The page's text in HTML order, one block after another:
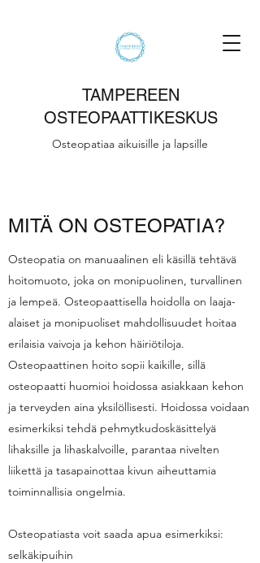
TAMPEREEN
OSTEOPAATTIKESKUS
Osteopatiaa aikuisille ja lapsille
MITÄ ON OSTEOPATIA?
Osteopatia on manuaalinen eli käsillä tehtävä
hoitomuoto, joka on monipuolinen, turvallinen
ja lempeä. Osteopaattisella hoidolla on laaja-
alaiset ja monipuoliset mahdollisuudet hoitaa
erilaisia vaivoja ja kehon häiriötiloja.
Osteopaattinen hoito sopii kaikille, sillä
osteopaatti huomioi hoidossa asiakkaan kehon
ja terveyden aina yksilöllisesti. Hoidossa voidaan
esimerkiksi tehdä pehmytkudoskäsittelyä
lihaksille ja lihaskalvoille, parantaa nivelten
liikettä ja tasapainottaa kivun aiheuttamia
toiminnallisia ongelmia.
Osteopatiasta voit saada apua esimerkiksi:
selkäkipuihin